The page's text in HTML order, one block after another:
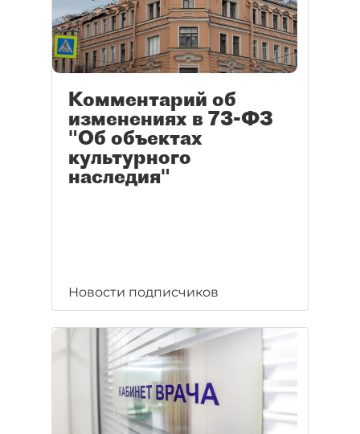
Комментарий об
изменениях в 73-ФЗ
"Об объектах
культурного
наследия"
Новости подписчиков